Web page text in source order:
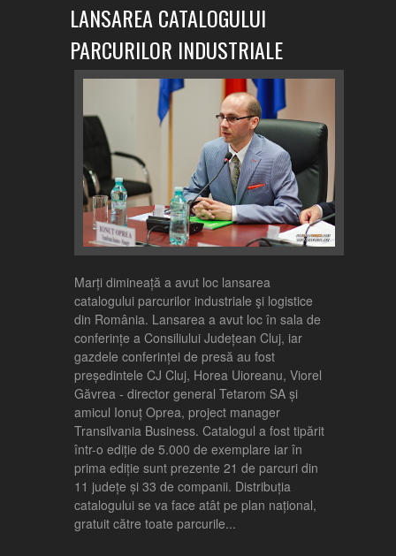
LANSAREA CATALOGULUI
PARCURILOR INDUSTRIALE
Marți dimineață a avut loc lansarea
catalogului parcurilor industriale şi logistice
din România. Lansarea a avut loc în sala de
conferințe a Consiliului Județean Cluj, iar
gazdele conferinței de presă au fost
președintele CJ Cluj, Horea Uioreanu, Viorel
Găvrea - director general Tetarom SA și
amicul Ionuț Oprea, project manager
Transilvania Business. Catalogul a fost tipărit
într-o ediție de 5.000 de exemplare iar în
prima ediție sunt prezente 21 de parcuri din
11 județe și 33 de companii. Distribuția
catalogului se va face atât pe plan național,
gratuit către toate parcurile...